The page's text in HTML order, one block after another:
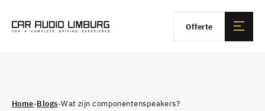
Offerte
Home-Blogs-Wat zijn componentenspeakers?